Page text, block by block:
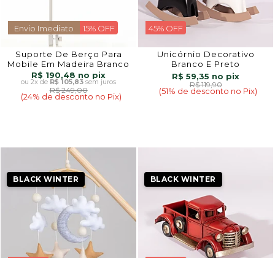
Envio Imediato 15% OFF
Suporte De Berço Para
Mobile Em Madeira Branco
R$ 190,48
2x de R$ 105,83 sem juros
R$ 249,00
(24% de desconto no Pix)
45% OFF
Unicórnio Decorativo
Branco E Preto
R$ 59,35
R$ 119,90
(51% de desconto no Pix)
BLACK WINTER BLACK WINTER